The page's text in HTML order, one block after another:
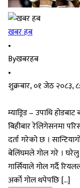
खबर हब
•
Byखबरहब
•
शुक्रबार, ०१ जेठ २०८३,
म्याड्रिड – उपाधि
बिहीबार रेलिगेसनमा
दर्ता गरेको छ ।
बेलिंघमले गोल गरे । घरेलु
गार्सियाले गोल गर्दै
अर्को गोल थपेपछि […]